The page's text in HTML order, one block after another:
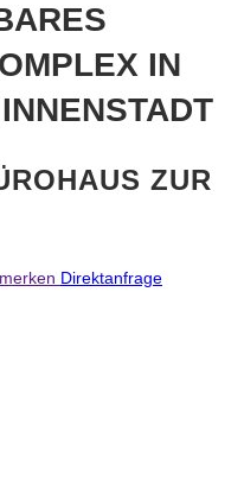
IN
ZUR
merken Direktanfrage